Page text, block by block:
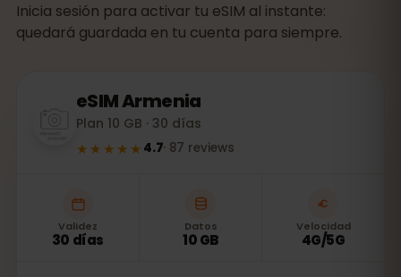
Inicia sesión para activar tu eSIM al instante:
quedará guardada en tu cuenta para siempre.
eSIMArmenia
Plan 10 GB · 30 días
★★★★★ 4.7· 87 reviews
Validez
30 días
Datos
10 GB
Velocidad
4G/5G